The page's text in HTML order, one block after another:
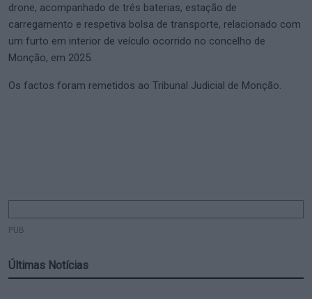
drone, acompanhado de três baterias, estação de
carregamento e respetiva bolsa de transporte, relacionado com
um furto em interior de veículo ocorrido no concelho de
Monção, em 2025.
Os factos foram remetidos ao Tribunal Judicial de Monção.
PUB
Últimas Notícias